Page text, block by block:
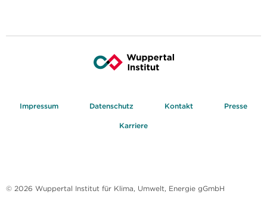
Impressum Datenschutz Kontakt Presse
Karriere
© 2026 Wuppertal Institut für Klima, Umwelt, Energie gGmbH